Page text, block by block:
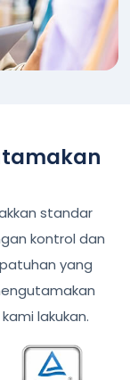
standar
kontrol dan
yang
lakukan.